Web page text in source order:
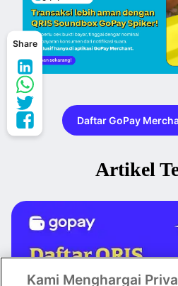
Share
Daftar GoPay
Artikel
Kami Menghargai